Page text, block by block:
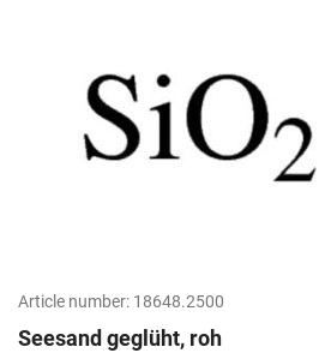
Article number: 18648.2500
Seesand geglüht, roh